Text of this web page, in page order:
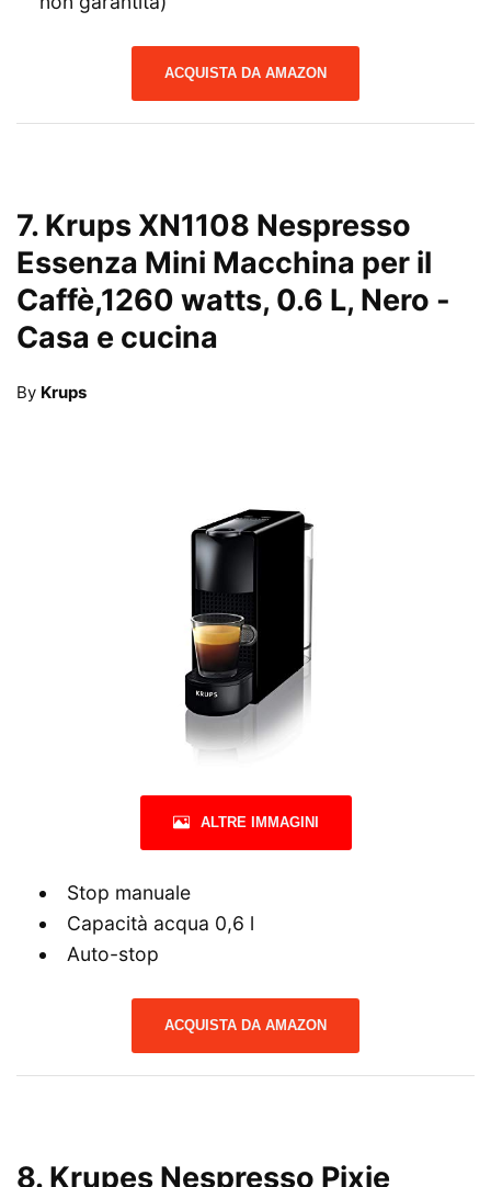
ACQUISTA DA AMAZON
7. Krups XN1108 Nespresso
Essenza Mini Macchina per il
Caffè,1260 watts, 0.6 L, Nero -
Casa e cucina
By Krups
ALTRE IMMAGINI
Stop manuale
Capacità acqua 0,6 l
Auto-stop
ACQUISTA DA AMAZON
8. Krupes Nespresso Pixie